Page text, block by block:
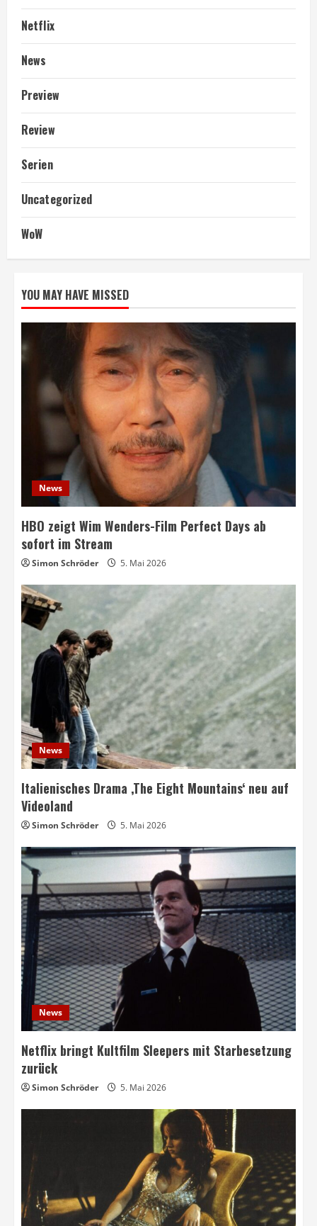
Netflix
News
Preview
Review
Serien
Uncategorized
WoW
YOU MAY HAVE MISSED
News
HBO zeigt Wim Wenders-Film Perfect Days ab
sofort im Stream
Simon Schröder 5. Mai 2026
News
Italienisches Drama ‚The Eight Mountains‘ neu auf
Videoland
Simon Schröder 5. Mai 2026
News
Netflix bringt Kultfilm Sleepers mit Starbesetzung
zurück
Simon Schröder 5. Mai 2026